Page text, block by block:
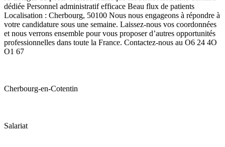
dédiée Personnel administratif efficace Beau flux de patients
Localisation : Cherbourg, 50100 Nous nous engageons à répondre à
votre candidature sous une semaine. Laissez-nous vos coordonnées
et nous verrons ensemble pour vous proposer d’autres opportunités
professionnelles dans toute la France. Contactez-nous au O6 24 4O
O1 67
Cherbourg-en-Cotentin
Salariat